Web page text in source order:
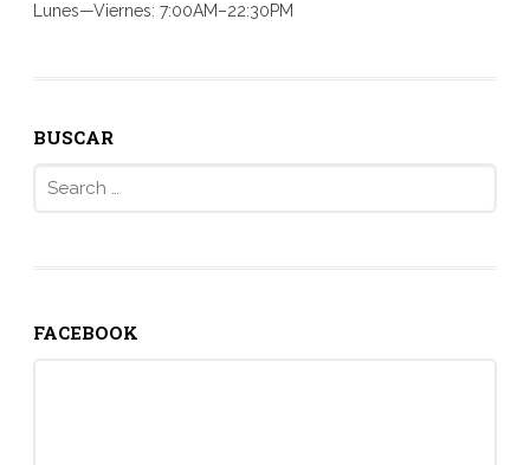
Lunes—Viernes: 7:00AM–22:30PM
BUSCAR
FACEBOOK